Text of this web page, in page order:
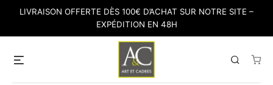
content
LIVRAISON OFFERTE DÈS 100€ D’ACHAT SUR NOTRE SITE –
EXPÉDITION EN 48H
Search